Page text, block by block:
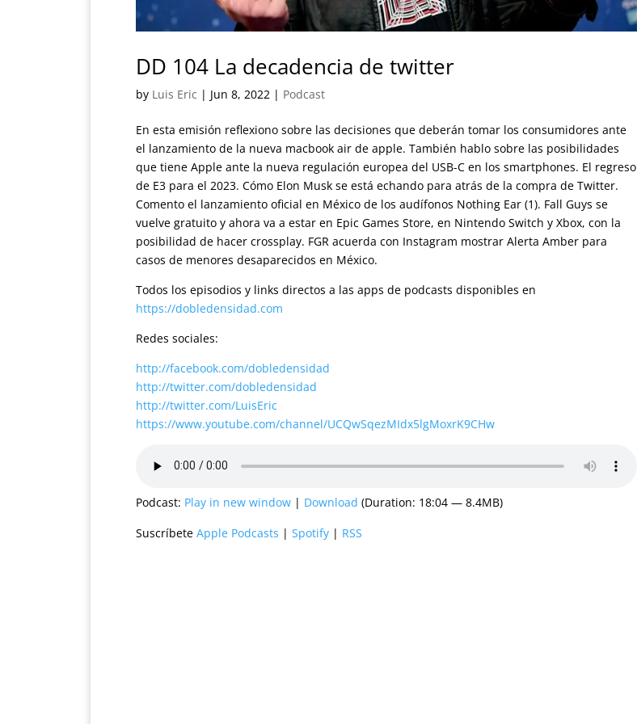
DD 104 La decadencia de twitter
by Luis Eric | Jun 8, 2022 | Podcast
En esta emisión reflexiono sobre las decisiones que deberán tomar los consumidores ante
el lanzamiento de la nueva macbook air de apple. También hablo sobre las posibilidades
que tiene Apple ante la nueva regulación europea del USB-C en los smartphones. El regreso
de E3 para el 2023. Cómo Elon Musk se está echando para atrás de la compra de Twitter.
Comento el lanzamiento oficial en México de los audífonos Nothing Ear (1). Fall Guys se
vuelve gratuito y ahora va a estar en Epic Games Store, en Nintendo Switch y Xbox, con la
posibilidad de hacer crossplay. FGR acuerda con Instagram mostrar Alerta Amber para
casos de menores desaparecidos en México.
Todos los episodios y links directos a las apps de podcasts disponibles en
https://dobledensidad.com
Redes sociales:
http://facebook.com/dobledensidad
http://twitter.com/dobledensidad
http://twitter.com/LuisEric
https://www.youtube.com/channel/UCQwSqezMIdx5lgMoxrK9CHw
Podcast: Play in new window | Download (Duration: 18:04 — 8.4MB)
Suscríbete Apple Podcasts | Spotify | RSS